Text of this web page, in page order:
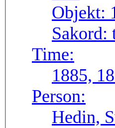
Objekt:
Sakord:
Time:
1885,
Person:
Hedin,